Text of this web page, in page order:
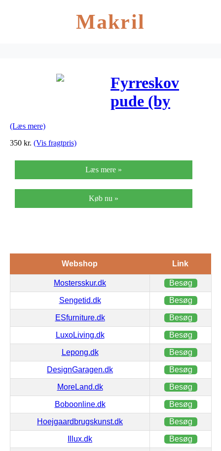
Makril
Fyrreskov
pude (by
(Læs mere)
350 kr. (Vis fragtpris)
Læs mere »
Køb nu »
Webshop Link
Mostersskur.dk Besøg
Sengetid.dk Besøg
ESfurniture.dk Besøg
LuxoLiving.dk Besøg
Lepong.dk Besøg
DesignGaragen.dk Besøg
MoreLand.dk Besøg
Boboonline.dk Besøg
Hoejgaardbrugskunst.dk Besøg
Illux.dk Besøg